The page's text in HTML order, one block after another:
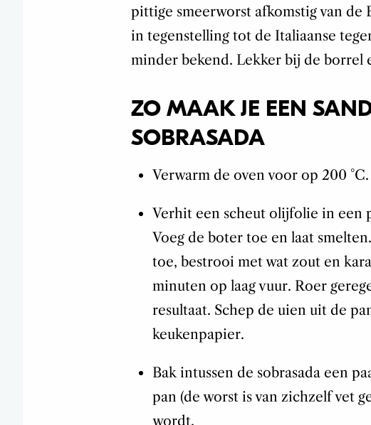
pittige smeerworst afkomstig van de
in tegenstelling tot de Italiaanse
minder bekend. Lekker bij de borrel
ZO MAAK JE EEN
SOBRASADA
Verwarm de oven voor op 200 °C.
Verhit een scheut olijfolie in een
Voeg de boter toe en laat
toe, bestrooi met wat zout en
minuten op laag vuur. Roer
resultaat. Schep de uien uit de
keukenpapier.
Bak intussen de sobrasada een
pan (de worst is van zichzelf vet
wordt.